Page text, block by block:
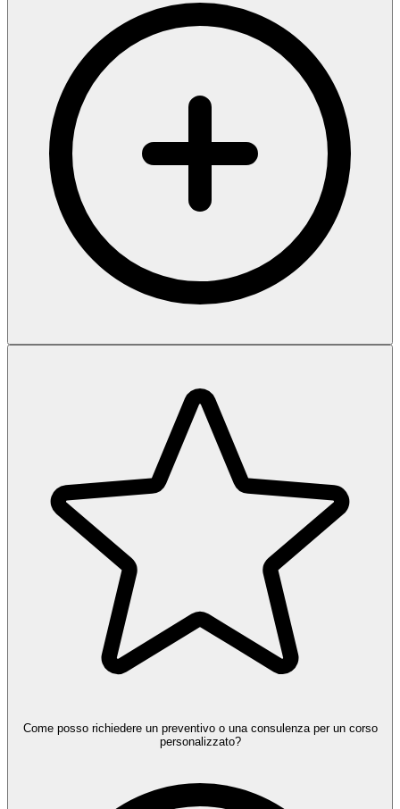
Come posso richiedere un preventivo o una consulenza per un corso
personalizzato?